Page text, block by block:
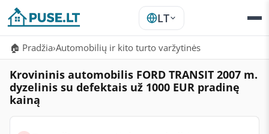
LT
🏠 Pradžia›Automobilių ir kito turto varžytinės
Krovininis automobilis FORD TRANSIT 2007 m.
dyzelinis su defektais už 1000 EUR pradinę
kainą